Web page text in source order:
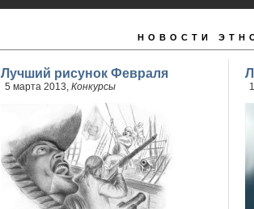
НОВОСТИ
Лучший рисунок Февраля
5 марта 2013, Конкурсы